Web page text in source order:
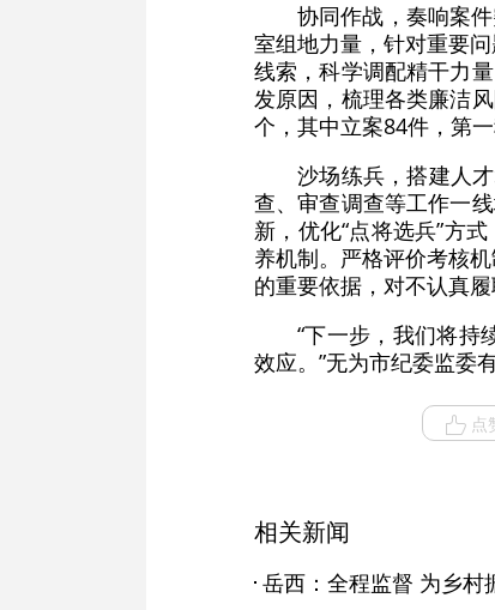
协同作战，奏响案
室组地力量，针对重要
线索，科学调配精干力
发原因，梳理各类廉洁
个，其中立案84件，第
沙场练兵，搭建人
查、审查调查等工作一
新，优化“点将选兵”方
养机制。严格评价考核
的重要依据，对不认真
“下一步，我们将持
效应。”无为市纪委监委
点
相关新闻
岳西：全程监督 为乡村